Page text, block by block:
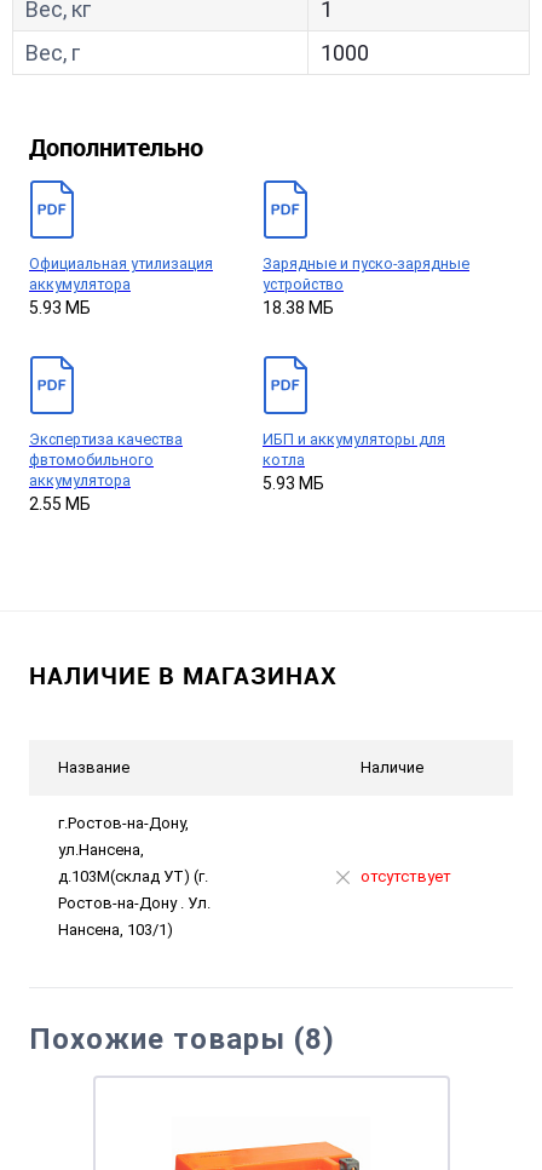
Вес, кг
1
Вес, г
1000
Дополнительно
Официальная утилизация
аккумулятора
5.93 МБ
Зарядные и пуско-зарядные
устройство
18.38 МБ
Экспертиза качества
фвтомобильного
аккумулятора
2.55 МБ
ИБП и аккумуляторы для
котла
5.93 МБ
НАЛИЧИЕ В МАГАЗИНАХ
Название Наличие
г.Ростов-на-Дону,
ул.Нансена,
д.103М(склад УТ) (г.
Ростов-на-Дону . Ул.
Нансена, 103/1)
отсутствует
Похожие товары (8)